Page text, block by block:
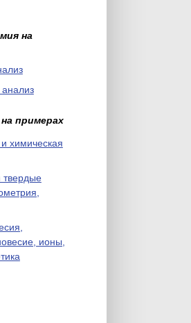
на
примерах
химическая
твердые
ионы,